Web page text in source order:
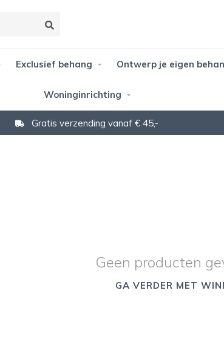
Exclusief behang Ontwerp je eigen
Woninginrichting
Gratis verzending vanaf € 45,-
Geen producten
GA VERDER MET